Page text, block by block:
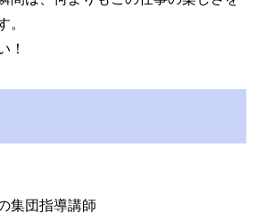
！
集団指導講師